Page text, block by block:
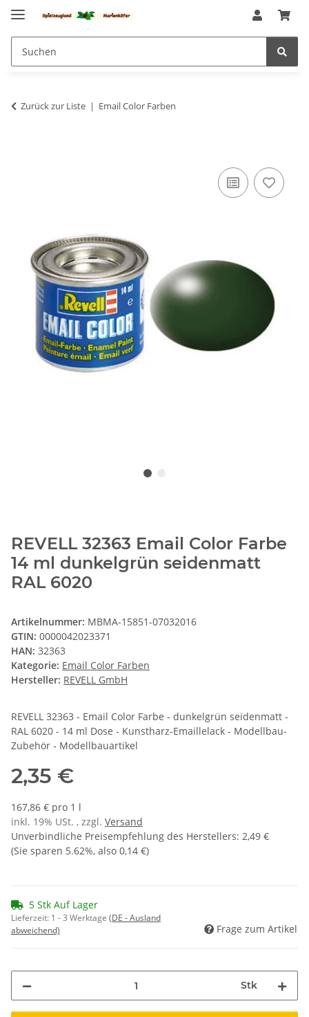
Zurück zur Liste Email Color Farben
REVELL 32363 Email Color Farbe
14 ml dunkelgrün seidenmatt
RAL 6020
Artikelnummer: MBMA-15851-07032016
GTIN: 0000042023371
HAN: 32363
Kategorie: Email Color Farben
Hersteller: REVELL GmbH
REVELL 32363 - Email Color Farbe - dunkelgrün seidenmatt -
RAL 6020 - 14 ml Dose - Kunstharz-Emaillelack - Modellbau-
Zubehör - Modellbauartikel
2,35 €
167,86 € pro 1 l
inkl. 19% USt. , zzgl. Versand
Unverbindliche Preisempfehlung des Herstellers: 2,49 €
(Sie sparen 5.62%, also 0,14 €)
5 Stk Auf Lager
Lieferzeit: 1 - 3 Werktage (DE - Ausland
abweichend)
Frage zum Artikel
Stk